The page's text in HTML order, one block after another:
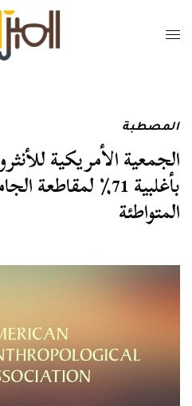
المصطبة
الجمعية الأمريكية
بأغلبية 71٪
المتواطئة